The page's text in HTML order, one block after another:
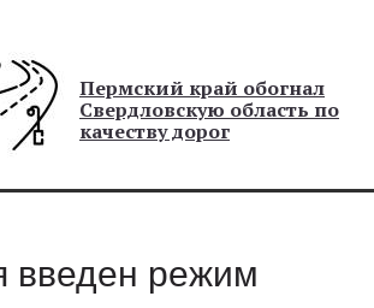
Пермский край обогнал
Свердловскую область по
качеству дорог
введен режим